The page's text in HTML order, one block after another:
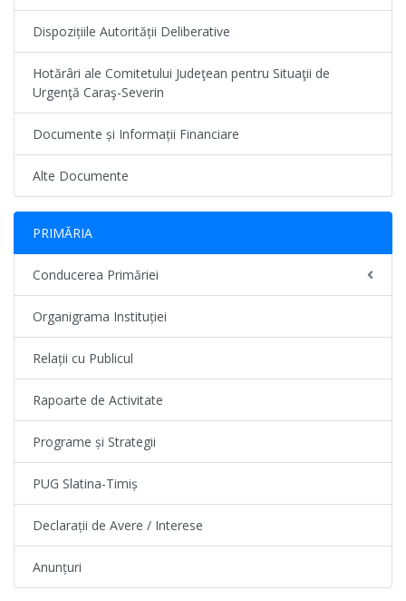
Dispozițiile Autorității Deliberative
Hotărâri ale Comitetului Judeţean pentru Situaţii de
Urgenţă Caraş-Severin
Documente și Informații Financiare
Alte Documente
PRIMĂRIA
Conducerea Primăriei
Organigrama Instituției
Relații cu Publicul
Rapoarte de Activitate
Programe și Strategii
PUG Slatina-Timiș
Declarații de Avere / Interese
Anunțuri